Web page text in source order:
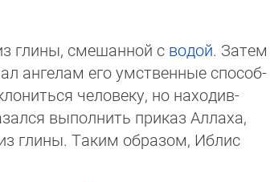
глины, смешанной с водой. За­тем
ангелам его умствен­ные спо­соб­
человеку, но на­хо­див­
выполнить приказ Ал­ла­ха,
глины. Таким образом, Иб­лис